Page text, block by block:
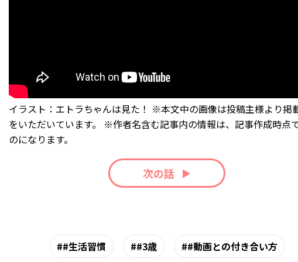
イラスト：エトラちゃんは見た！ ※本文中の画像は投稿主様より掲
をいただいています。 ※作者名含む記事内の情報は、記事作成時点
のになります。
次の話
#生活習慣 #3歳 #動画との付き合い方